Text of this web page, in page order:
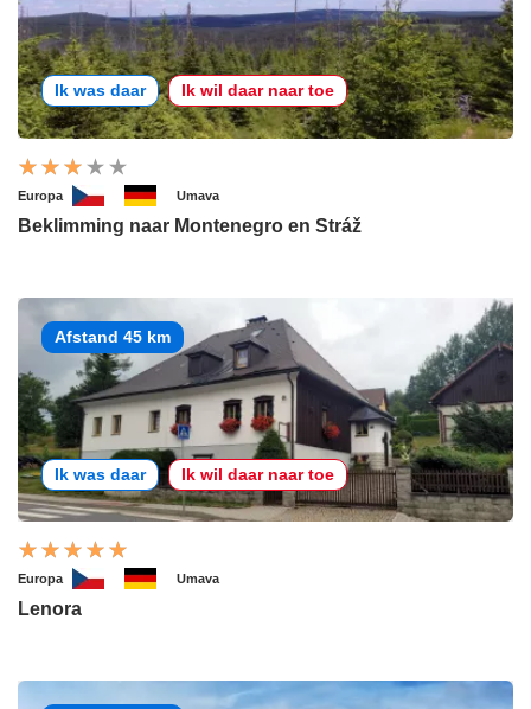
Ik was daar Ik wil daar naar toe
Europa Umava
Beklimming naar Montenegro en Stráž
Afstand 45 km
Ik was daar Ik wil daar naar toe
Europa Umava
Lenora